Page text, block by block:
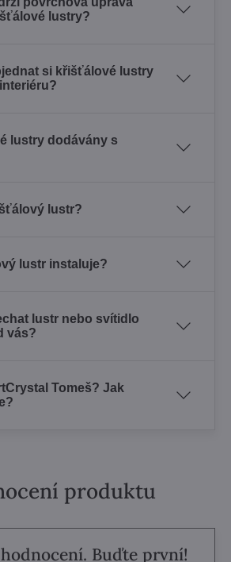
lustry?
si křišťálové lustry
lustry dodávány s
lustr?
lustr instaluje?
lustr nebo svítidlo
vás?
Tomeš? Jak
produktu
Buďte první!